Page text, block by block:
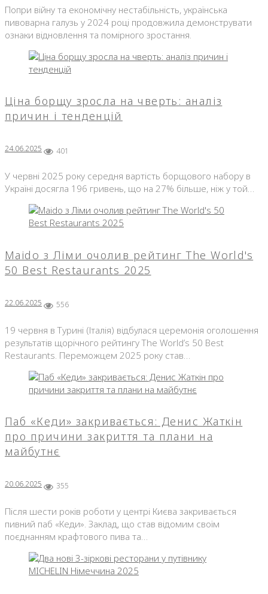
Попри війну та економічну нестабільність, українська
пивоварна галузь у 2024 році продовжила демонструвати
ознаки відновлення та помірного зростання.
Ціна борщу зросла на чверть: аналіз
причин і тенденцій
24.06.2025 401
У червні 2025 року середня вартість борщового набору в
Україні досягла 196 гривень, що на 27% більше, ніж у той…
Maido з Ліми очолив рейтинг The World's
50 Best Restaurants 2025
22.06.2025 556
19 червня в Турині (Італія) відбулася церемонія оголошення
результатів щорічного рейтингу The World’s 50 Best
Restaurants. Переможцем 2025 року став…
Паб «Кеди» закривається: Денис Жаткін
про причини закриття та плани на
майбутнє
20.06.2025 355
Після шести років роботи у центрі Києва закривається
пивний паб «Кеди». Заклад, що став відомим своїм
поєднанням крафтового пива та…